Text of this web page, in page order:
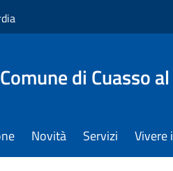
Comune di Cuasso
Novità Servizi Vivere